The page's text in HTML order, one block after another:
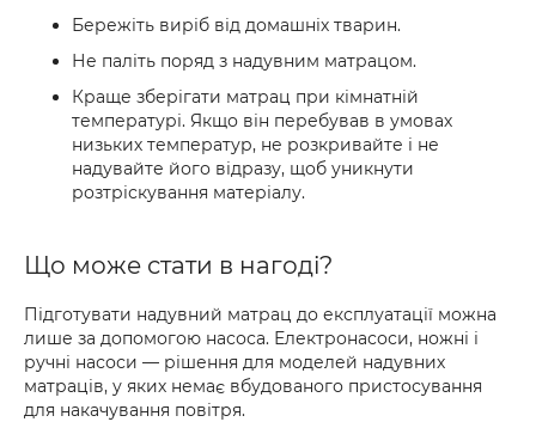
Бережіть виріб від домашніх тварин.
Не паліть поряд з надувним матрацом.
Краще зберігати матрац при кімнатній
температурі. Якщо він перебував в умовах
низьких температур, не розкривайте і не
надувайте його відразу, щоб уникнути
розтріскування матеріалу.
Що може стати в нагоді?
Підготувати надувний матрац до експлуатації можна
лише за допомогою насоса. Електронасоси, ножні і
ручні насоси — рішення для моделей надувних
матраців, у яких немає вбудованого пристосування
для накачування повітря.